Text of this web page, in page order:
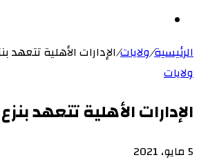
الرئيسية/ولايات/الإدارات الأهلية تتعهد
ولايات
الإدارات الأهلية تتعهد
5 مايو، 2021